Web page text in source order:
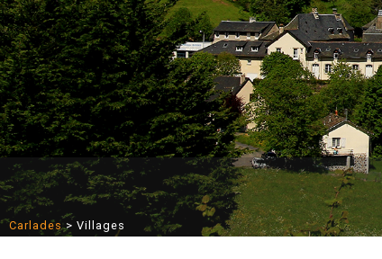
Carlades> Villages